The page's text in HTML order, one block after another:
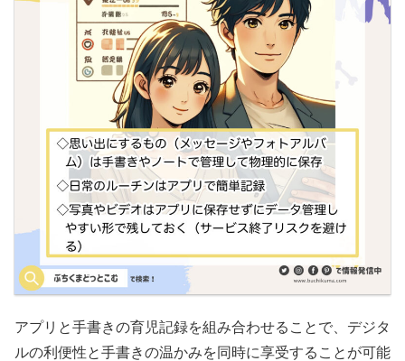
アプリと手書きの育児記録を組み合わせることで、デジタ
ルの利便性と手書きの温かみを同時に享受することが可能